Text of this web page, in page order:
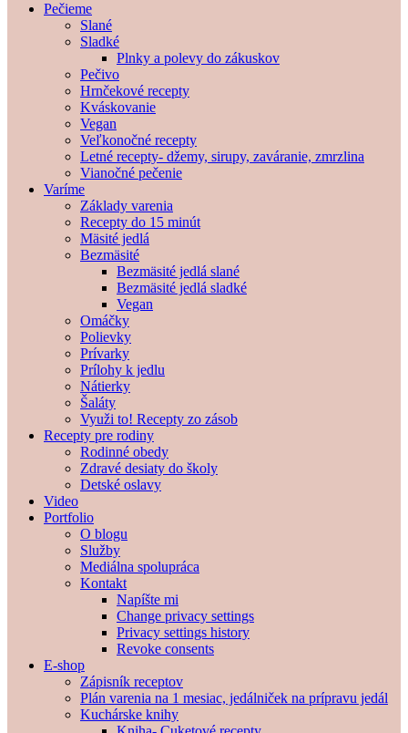
Pečieme
Slané
Sladké
Plnky a polevy do zákuskov
Pečivo
Hrnčekové recepty
Kváskovanie
Vegan
Veľkonočné recepty
Letné recepty- džemy, sirupy, zaváranie, zmrzlina
Vianočné pečenie
Varíme
Základy varenia
Recepty do 15 minút
Mäsité jedlá
Bezmäsité
Bezmäsité jedlá slané
Bezmäsité jedlá sladké
Vegan
Omáčky
Polievky
Prívarky
Prílohy k jedlu
Nátierky
Šaláty
Využi to! Recepty zo zásob
Recepty pre rodiny
Rodinné obedy
Zdravé desiaty do školy
Detské oslavy
Video
Portfolio
O blogu
Služby
Mediálna spolupráca
Kontakt
Napíšte mi
Change privacy settings
Privacy settings history
Revoke consents
E-shop
Zápisník receptov
Plán varenia na 1 mesiac, jedálniček na prípravu jedál
Kuchárske knihy